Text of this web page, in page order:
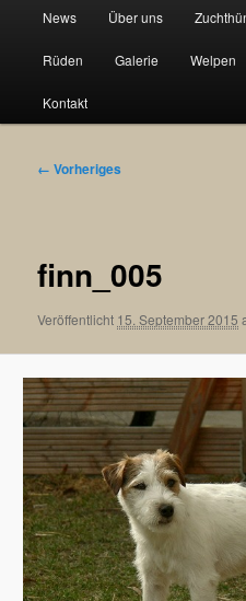
News Über uns
Rüden Galerie Welpen
Kontakt
Bilder-
← Vorheriges
finn_005
Veröffentlicht 15. September 2015